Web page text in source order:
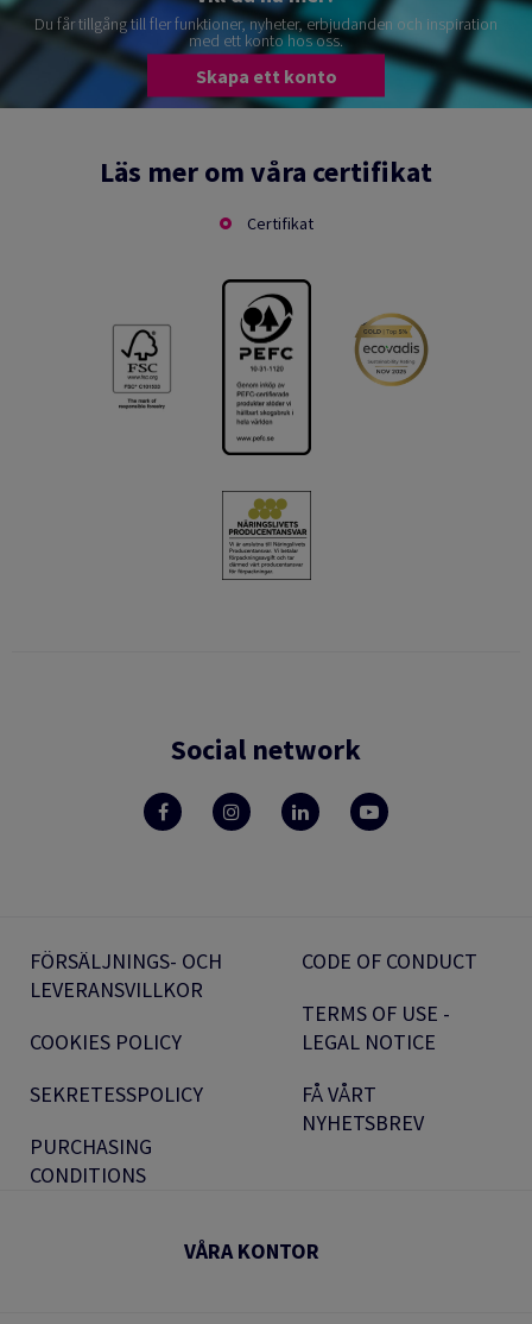
Du får tillgång till fler funktioner, nyheter, erbjudanden och inspiration
med ett konto hos oss.
Skapa ett konto
Läs mer om våra certifikat
Certifikat
Social network
FÖRSÄLJNINGS- OCH
LEVERANSVILLKOR
COOKIES POLICY
SEKRETESSPOLICY
PURCHASING
CONDITIONS
CODE OF CONDUCT
TERMS OF USE -
LEGAL NOTICE
FÅ VÅRT
NYHETSBREV
VÅRA KONTOR